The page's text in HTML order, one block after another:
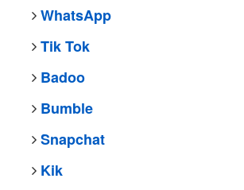
WhatsApp
Tik Tok
Badoo
Bumble
Snapchat
Kik